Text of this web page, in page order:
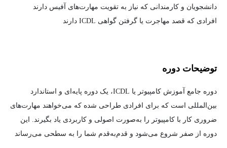
دانشجویان و کارمندانی که نیاز به تقویت مهارت‌های آفیس دارند
افرادی که قصد مهاجرت یا گرفتن گواهی ICDL دارند
توضیحات دوره
دوره جامع آموزش کامپیوتر یا ICDL، یک دوره پایه‌ای و استاندارد
بین‌المللی است که برای افرادی طراحی شده که می‌خواهند مهارت‌های
ضروری کار با کامپیوتر را به‌صورت اصولی و کاربردی یاد بگیرند. این
دوره از صفر شروع می‌شود و قدم‌به‌قدم شما را به سطحی می‌رساند